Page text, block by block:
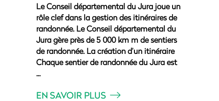
Le Conseil départemental du Jura joue un
rôle clef dans la gestion des itinéraires de
randonnée. Le Conseil départemental du
Jura gère près de 5 000 km m de sentiers
de randonnée. La création d’un itinéraire
Chaque sentier de randonnée du Jura est
EN SAVOIR PLUS